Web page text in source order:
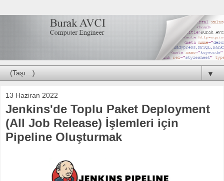
▼
13 Haziran 2022
Jenkins'de Toplu Paket Deployment
(All Job Release) İşlemleri için
Pipeline Oluşturmak